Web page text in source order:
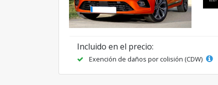
Incluido en el precio:
Exención de daños por colisión (CDW)